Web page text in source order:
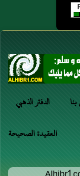
الدفتر الذهبي
العقيدة الصحيحة